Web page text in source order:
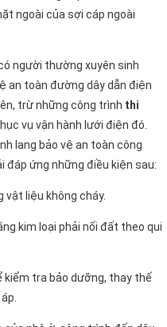
ngoài của sợi cáp ngoài
người thường xuyên sinh
an toàn đường dây dẫn điện
trừ những công trình thi
vụ vận hành lưới điện đó.
lang bảo vệ an toàn công
đáp ứng những điều kiện sau:
vật liệu không cháy.
kim loại phải nối đất theo qui
kiểm tra bảo dưỡng, thay thế